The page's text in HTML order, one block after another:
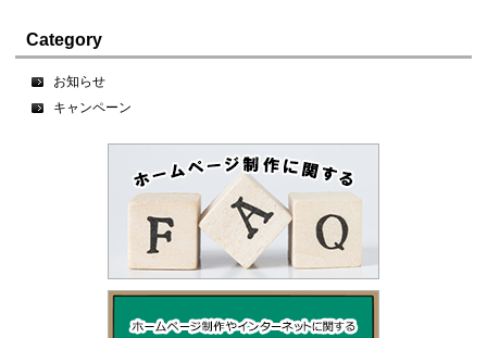
Category
お知らせ
キャンペーン